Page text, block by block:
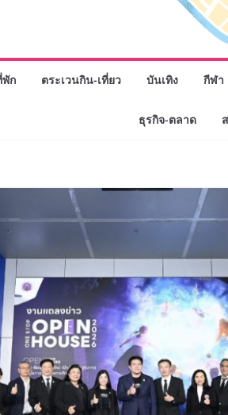
.ปิยะวัฒน์” ถ่ายทอดวิสัยทัศน์ธุรกิจ
มฟรีคอนเสิร์ต “โชค รถแห่” ยกวง
ร่อย ยกเมนูระดับตำนาน “ข้าวหน้าไก่
ก ตระเวนกิน-เที่ยว บันเทิง กีฬา
ธุรกิจ-ตลาด